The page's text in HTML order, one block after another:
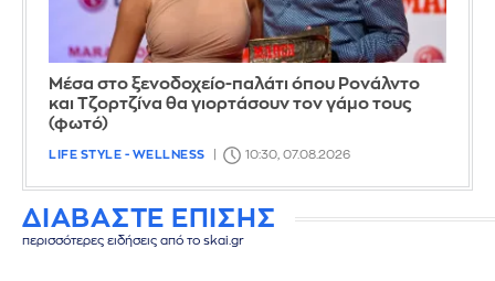
Μέσα στο ξενοδοχείο-παλάτι όπου Ρονάλντο
και Τζορτζίνα θα γιορτάσουν τον γάμο τους
(φωτό)
LIFE STYLE - WELLNESS 10:30, 07.08.2026
ΔΙΑΒΑΣΤΕ ΕΠΙΣΗΣ
περισσότερες ειδήσεις από το skai.gr